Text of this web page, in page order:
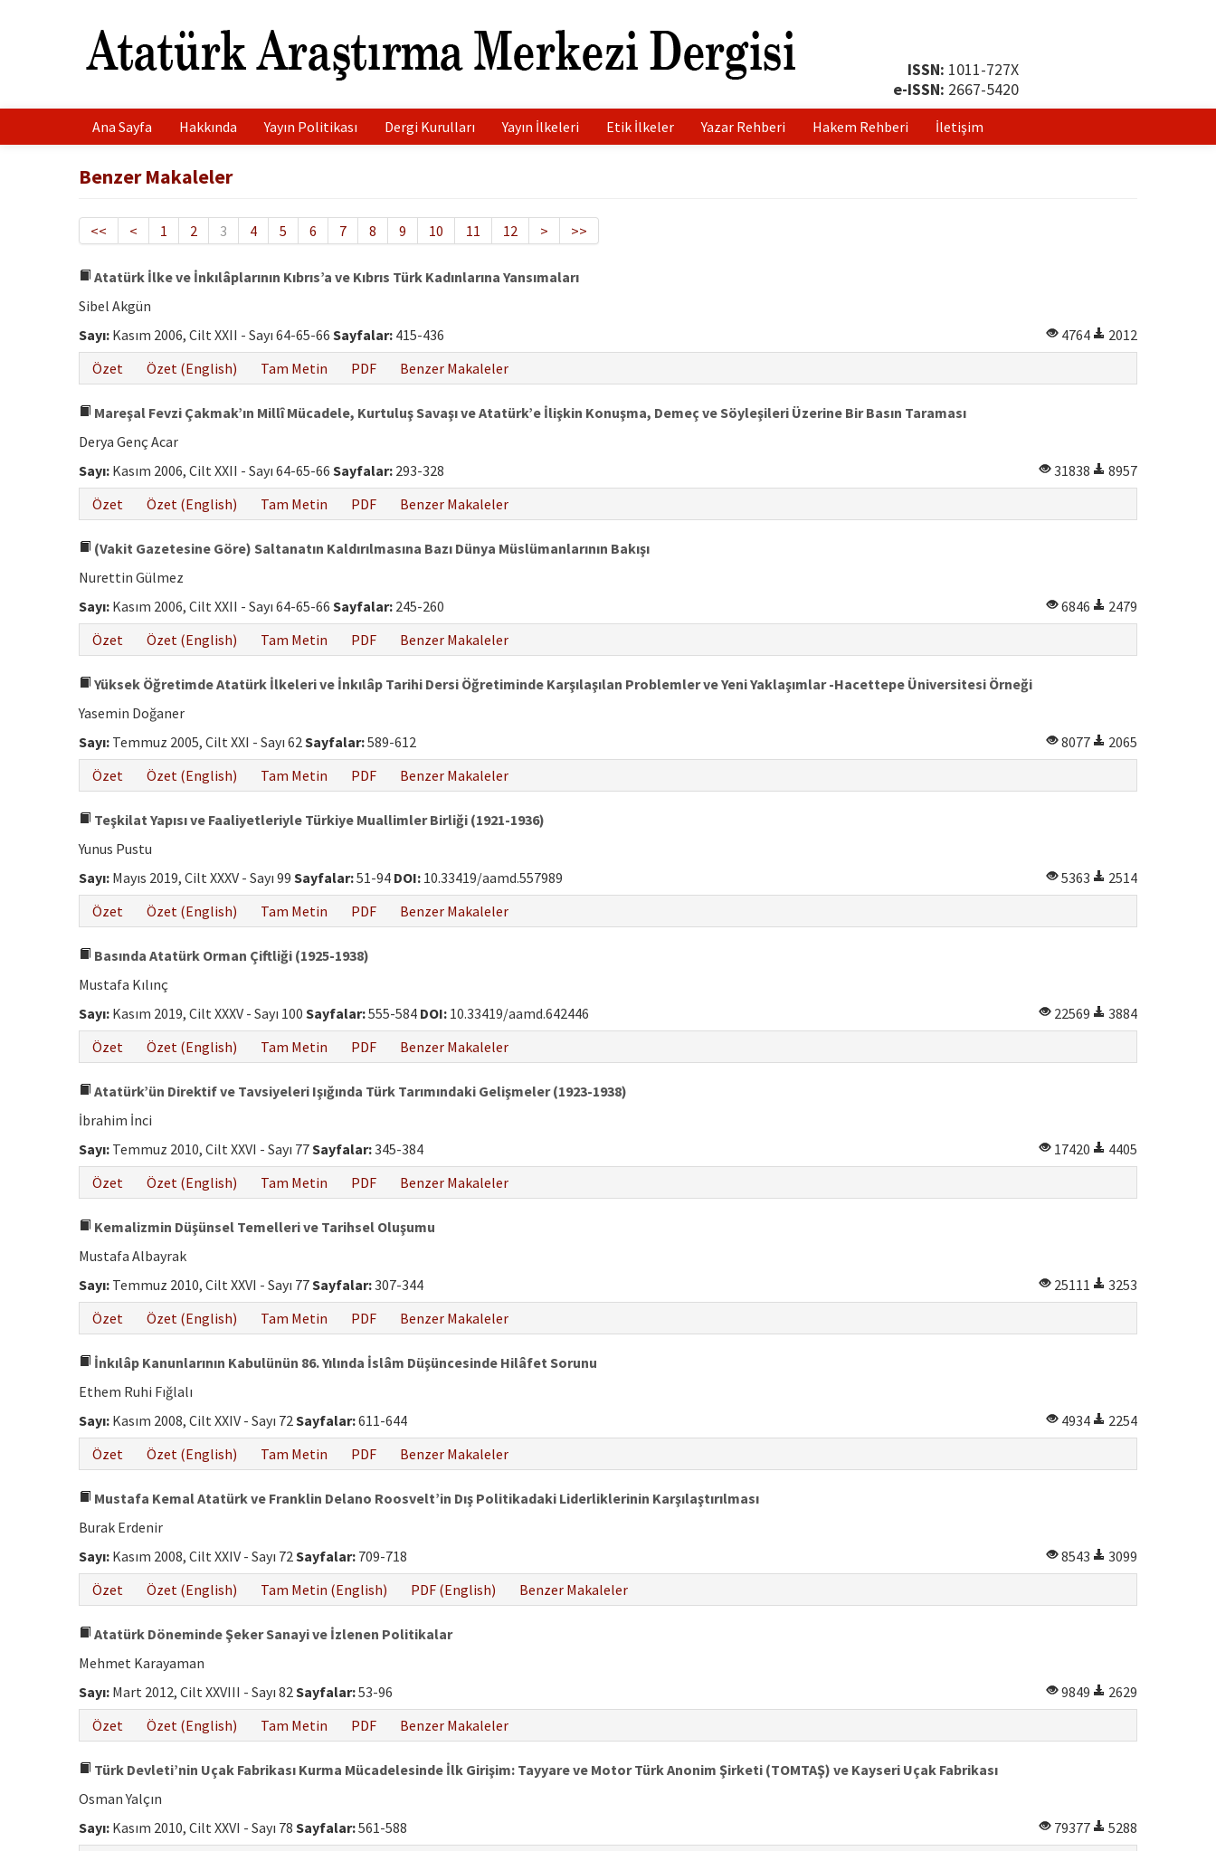
ISSN: 1011-727X
e-ISSN: 2667-5420
Ana Sayfa Hakkında Yayın Politikası Dergi Kurulları Yayın İlkeleri Etik İlkeler Yazar Rehberi Hakem Rehberi İletişim
Benzer Makaleler
<< < 1 2 3 4 5 6 7 8 9 10 11 12 > >>
Atatürk İlke ve İnkılâplarının Kıbrıs’a ve Kıbrıs Türk Kadınlarına Yansımaları
Sibel Akgün
Sayı: Kasım 2006, Cilt XXII - Sayı 64-65-66 Sayfalar: 415-436 4764
2012
Özet
Özet (English) Tam Metin PDF Benzer Makaleler
Mareşal Fevzi Çakmak’ın Millî Mücadele, Kurtuluş Savaşı ve Atatürk’e İlişkin Konuşma, Demeç ve Söyleşileri Üzerine Bir Basın Taraması
Derya Genç Acar
Sayı: Kasım 2006, Cilt XXII - Sayı 64-65-66 Sayfalar: 293-328 31838
8957
Özet
Özet (English) Tam Metin PDF Benzer Makaleler
(Vakit Gazetesine Göre) Saltanatın Kaldırılmasına Bazı Dünya Müslümanlarının Bakışı
Nurettin Gülmez
Sayı: Kasım 2006, Cilt XXII - Sayı 64-65-66 Sayfalar: 245-260 6846
2479
Özet
Özet (English) Tam Metin PDF Benzer Makaleler
Yüksek Öğretimde Atatürk İlkeleri ve İnkılâp Tarihi Dersi Öğretiminde Karşılaşılan Problemler ve Yeni Yaklaşımlar -Hacettepe Üniversitesi Örneği
Yasemin Doğaner
Sayı: Temmuz 2005, Cilt XXI - Sayı 62Sayfalar:589-612 8077
2065
Özet
Özet (English) Tam Metin PDF Benzer Makaleler
Teşkilat Yapısı ve Faaliyetleriyle Türkiye Muallimler Birliği (1921-1936)
Yunus Pustu
Sayı: Mayıs 2019, Cilt XXXV - Sayı 99 Sayfalar:51-94 DOI: 10.33419/aamd.557989 5363
2514
Özet
Özet (English) Tam Metin PDF Benzer Makaleler
Basında Atatürk Orman Çiftliği (1925-1938)
Mustafa Kılınç
Sayı: Kasım 2019, Cilt XXXV - Sayı 100 Sayfalar:555-584 DOI: 10.33419/aamd.642446 22569
3884
Özet
Özet (English) Tam Metin PDF Benzer Makaleler
Atatürk’ün Direktif ve Tavsiyeleri Işığında Türk Tarımındaki Gelişmeler (1923-1938)
İbrahim İnci
Sayı: Temmuz 2010, Cilt XXVI - Sayı 77Sayfalar:345-384 17420
4405
Özet
Özet (English) Tam Metin PDF Benzer Makaleler
Kemalizmin Düşünsel Temelleri ve Tarihsel Oluşumu
Mustafa Albayrak
Sayı: Temmuz 2010, Cilt XXVI - Sayı 77Sayfalar:307-344 25111
3253
Özet
Özet (English) Tam Metin PDF Benzer Makaleler
İnkılâp Kanunlarının Kabulünün 86. Yılında İslâm Düşüncesinde Hilâfet Sorunu
Ethem Ruhi Fığlalı
Sayı: Kasım 2008, Cilt XXIV - Sayı 72Sayfalar:611-644 4934
2254
Özet
Özet (English) Tam Metin PDF Benzer Makaleler
Mustafa Kemal Atatürk ve Franklin Delano Roosvelt’in Dış Politikadaki Liderliklerinin Karşılaştırılması
Burak Erdenir
Sayı: Kasım 2008, Cilt XXIV - Sayı 72Sayfalar: 709-718 8543
3099
Özet
Özet (English) Tam Metin (English) PDF (English) Benzer Makaleler
Atatürk Döneminde Şeker Sanayi ve İzlenen Politikalar
Mehmet Karayaman
Sayı: Mart 2012, Cilt XXVIII - Sayı 82Sayfalar:53-96 9849
2629
Özet
Özet (English) Tam Metin PDF Benzer Makaleler
Türk Devleti’nin Uçak Fabrikası Kurma Mücadelesinde İlk Girişim: Tayyare ve Motor Türk Anonim Şirketi (TOMTAŞ) ve Kayseri Uçak Fabrikası
Osman Yalçın
Sayı: Kasım 2010, Cilt XXVI - Sayı 78 Sayfalar:561-588 79377
5288